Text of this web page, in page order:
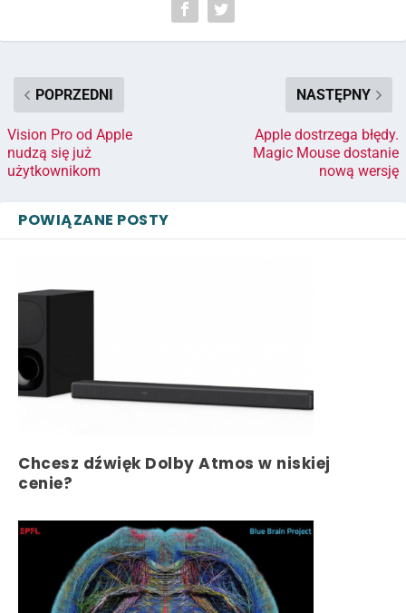
POPRZEDNI
Vision Pro od Apple
nudzą się już
użytkownikom
NASTĘPNY
Apple dostrzega błędy.
Magic Mouse dostanie
nową wersję
POWIĄZANE POSTY
Chcesz dźwięk Dolby Atmos w niskiej
cenie?